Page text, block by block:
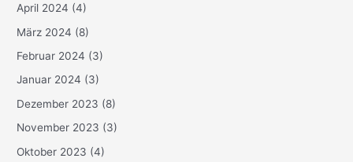
April 2024 (4)
März 2024 (8)
Februar 2024 (3)
Januar 2024 (3)
Dezember 2023 (8)
November 2023 (3)
Oktober 2023 (4)